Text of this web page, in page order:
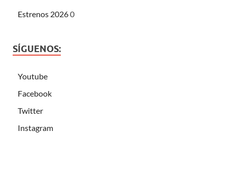
Estrenos 20260
SÍGUENOS:
Youtube
Facebook
Twitter
Instagram